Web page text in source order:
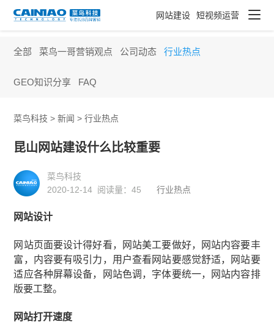
网站建设 短视频运营
全部 菜鸟一哥营销观点 公司动态 行业热点
GEO知识分享 FAQ
菜鸟科技 >新闻 >行业热点
昆山网站建设什么比较重要
菜鸟科技
2020-12-14 阅读量：45 行业热点
网站设计
网站页面要设计得好看，网站美工要做好，网站内容要丰
富，内容要有吸引力，用户查看网站要感觉舒适，网站要
适应各种屏幕设备，网站色调，字体要统一，网站内容排
版要工整。
网站打开速度